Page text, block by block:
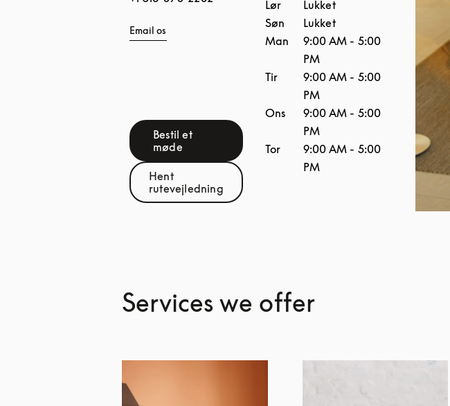
Email os
Bestil et
møde
Link Opens in New Tab
Hent
rutevejledningLink Opens in New Tab
Lør
Lukket
Søn
Lukket
Man
9:00 AM - 5:00
PM
Tir
9:00 AM - 5:00
PM
Ons
9:00 AM - 5:00
PM
Tor
9:00 AM - 5:00
PM
Services we offer